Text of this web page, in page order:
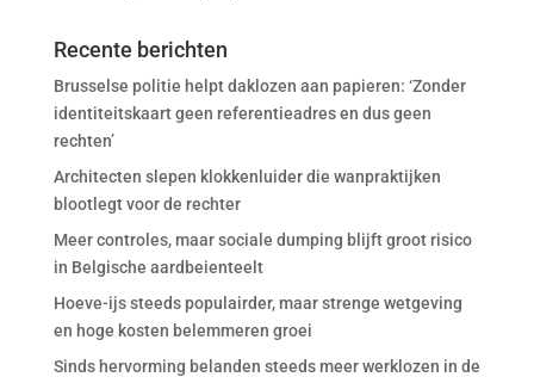
Recente berichten
Brusselse politie helpt daklozen aan papieren: ‘Zonder
identiteitskaart geen referentieadres en dus geen
rechten’
Architecten slepen klokkenluider die wanpraktijken
blootlegt voor de rechter
Meer controles, maar sociale dumping blijft groot risico
in Belgische aardbeienteelt
Hoeve-ijs steeds populairder, maar strenge wetgeving
en hoge kosten belemmeren groei
Sinds hervorming belanden steeds meer werklozen in de